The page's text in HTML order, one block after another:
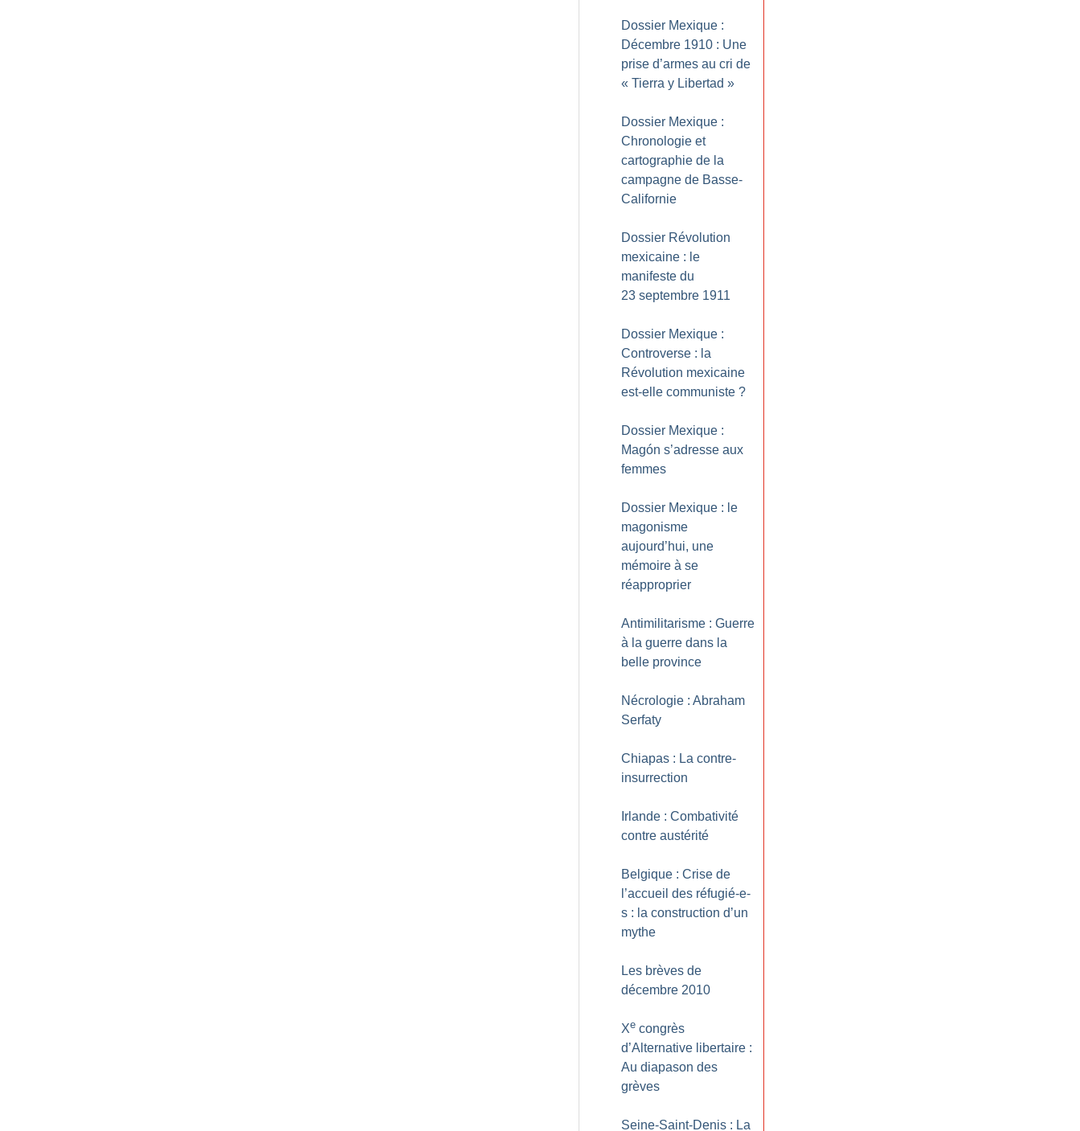
Dossier Mexique :
Décembre 1910 : Une
prise d’armes au cri de
« Tierra y Libertad »
Dossier Mexique :
Chronologie et
cartographie de la
campagne de Basse-
Californie
Dossier Révolution
mexicaine : le
manifeste du
23 septembre 1911
Dossier Mexique :
Controverse : la
Révolution mexicaine
est-elle communiste ?
Dossier Mexique :
Magón s’adresse aux
femmes
Dossier Mexique : le
magonisme
aujourd’hui, une
mémoire à se
réapproprier
Antimilitarisme : Guerre
à la guerre dans la
belle province
Nécrologie : Abraham
Serfaty
Chiapas : La contre-
insurrection
Irlande : Combativité
contre austérité
Belgique : Crise de
l’accueil des réfugié-e-
s : la construction d’un
mythe
Les brèves de
décembre 2010
Xe congrès
d’Alternative libertaire :
Au diapason des
grèves
Seine-Saint-Denis : La